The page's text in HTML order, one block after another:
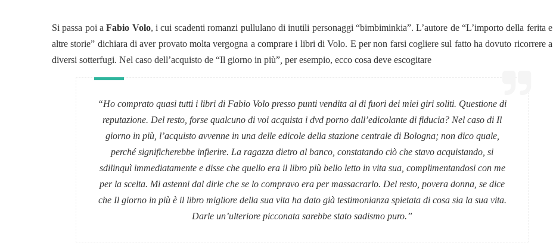
Si passa poi aFabio Volo, i cui scadenti romanzi pullulano di inutili personaggi “bimbiminkia”. L’autore de “L’importo della ferita e
altre storie” dichiara di aver provato molta vergogna a comprare i libri di Volo. E per non farsi cogliere sul fatto ha dovuto ricorrere a
diversi sotterfugi. Nel caso dell’acquisto de “Il giorno in più” per esempio, ecco cosa deve escogitare
“Ho comprato quasi tutti i libri di Fabio Volo presso punti vendita al di fuori dei miei giri soliti. Questione di
reputazione. Del resto, forse qualcuno di voi acquista i dvd porno dall’edicolante di fiducia? Nel caso di Il
giorno in più, l’acquisto avvenne in una delle edicole della stazione centrale di Bologna; non dico quale,
perché significherebbe infierire. La ragazza dietro al banco, constatando ciò che stavo acquistando, si
sdilinquì immediatamente e disse che quello era il libro più bello letto in vita sua, complimentandosi con me
per la scelta. Mi astenni dal dirle che se lo compravo era per massacrarlo. Del resto, povera donna, se dice
che Il giorno in più è il libro migliore della sua vita ha dato già testimonianza spietata di cosa sia la sua vita.
Darle un’ulteriore picconata sarebbe stato sadismo puro.”